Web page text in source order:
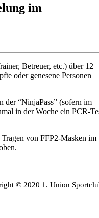
im
Betreuer, etc.) über 12
oder genesene Personen
der “NinjaPass” (sofern im
in der Woche ein PCR-
von FFP2-Masken im
© 2020 1. Union